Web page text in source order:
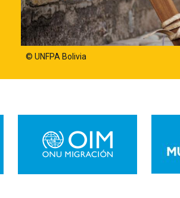
© UNFPA Bolivia